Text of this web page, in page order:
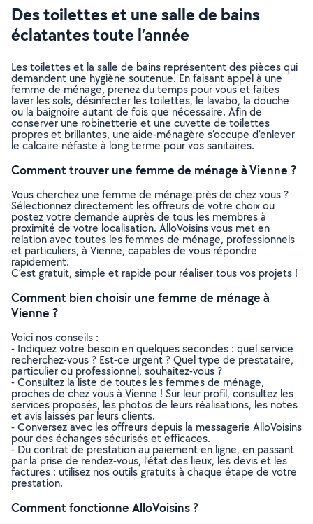
Des toilettes et une salle de bains
éclatantes toute l’année
Les toilettes et la salle de bains représentent des pièces qui
demandent une hygiène soutenue. En faisant appel à une
femme de ménage, prenez du temps pour vous et faites
laver les sols, désinfecter les toilettes, le lavabo, la douche
ou la baignoire autant de fois que nécessaire. Afin de
conserver une robinetterie et une cuvette de toilettes
propres et brillantes, une aide-ménagère s’occupe d’enlever
le calcaire néfaste à long terme pour vos sanitaires.
Comment trouver une femme de ménage à Vienne ?
Vous cherchez une femme de ménage près de chez vous ?
Sélectionnez directement les offreurs de votre choix ou
postez votre demande auprès de tous les membres à
proximité de votre localisation. AlloVoisins vous met en
relation avec toutes les femmes de ménage, professionnels
et particuliers, à Vienne, capables de vous répondre
rapidement.
C’est gratuit, simple et rapide pour réaliser tous vos projets !
Comment bien choisir une femme de ménage à
Vienne ?
Voici nos conseils :
- Indiquez votre besoin en quelques secondes : quel service
recherchez-vous ? Est-ce urgent ? Quel type de prestataire,
particulier ou professionnel, souhaitez-vous ?
- Consultez la liste de toutes les femmes de ménage,
proches de chez vous à Vienne ! Sur leur profil, consultez les
services proposés, les photos de leurs réalisations, les notes
et avis laissés par leurs clients.
- Conversez avec les offreurs depuis la messagerie AlloVoisins
pour des échanges sécurisés et efficaces.
- Du contrat de prestation au paiement en ligne, en passant
par la prise de rendez-vous, l’état des lieux, les devis et les
factures : utilisez nos outils gratuits à chaque étape de votre
prestation.
Comment fonctionne AlloVoisins ?